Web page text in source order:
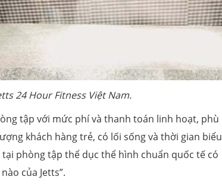
24 Hour Fitness Việt Nam.
tập với mức phí và thanh toán linh hoạt, phù
khách hàng trẻ, có lối sống và thời gian biểu
phòng tập thể dục thể hình chuẩn quốc tế có
của Jetts”.